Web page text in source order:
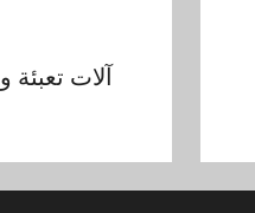
آلات